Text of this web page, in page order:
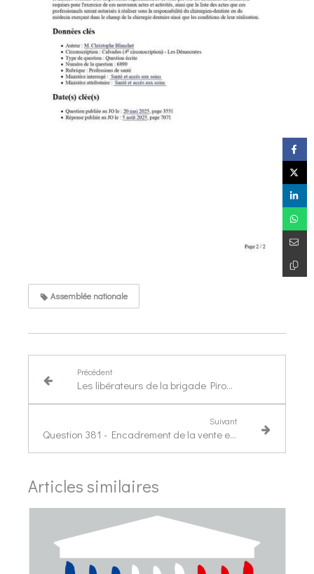
Assemblée nationale
Précédent
Les libérateurs de la brigade Piron ont été honoré
Suivant
Question 381 - Encadrement de la vente en ligne de médicaments sans ordonnance
Articles similaires